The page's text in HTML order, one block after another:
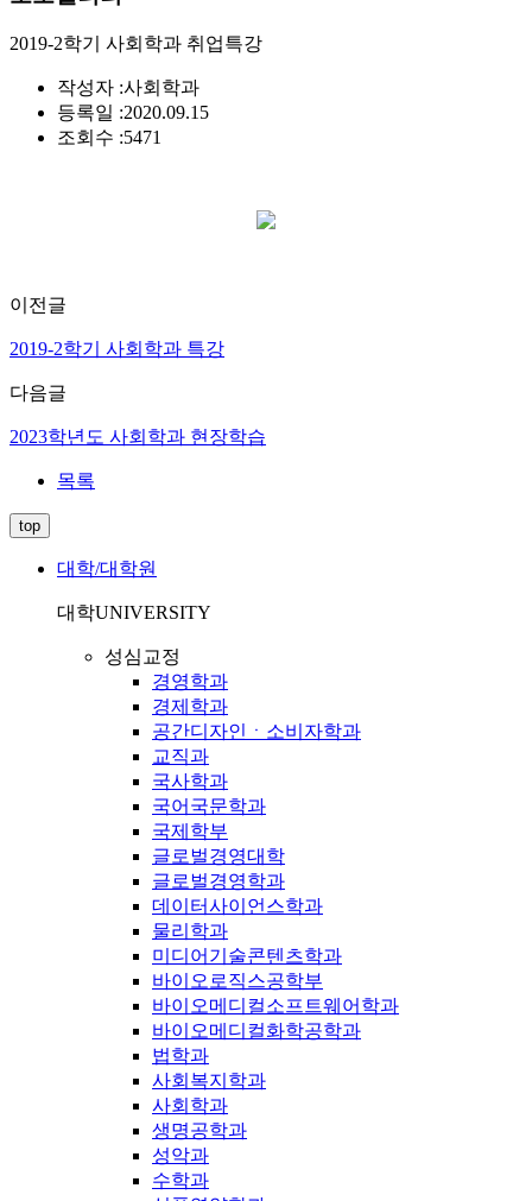
2019-2학기 사회학과 취업특강
작성자 :사회학과
등록일 :2020.09.15
조회수 :5471
이전글
2019-2학기 사회학과 특강
다음글
2023학년도 사회학과 현장학습
목록
top
대학/대학원
대학UNIVERSITY
성심교정
경영학과
경제학과
공간디자인ㆍ소비자학과
교직과
국사학과
국어국문학과
국제학부
글로벌경영대학
글로벌경영학과
데이터사이언스학과
물리학과
미디어기술콘텐츠학과
바이오로직스공학부
바이오메디컬소프트웨어학과
바이오메디컬화학공학과
법학과
사회복지학과
사회학과
생명공학과
성악과
수학과